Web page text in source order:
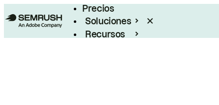
Precios
Soluciones
Recursos